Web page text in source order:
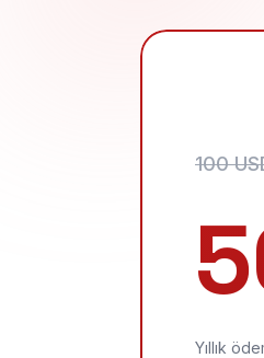
100
Yıllık